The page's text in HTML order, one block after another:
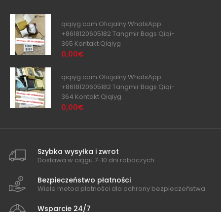
qiqiyg.com Oficjalny WhatsApp:
+8618120605182 Tangmir Bags Qiqi-
365 Kontakt Qiqiyg
0,00€
qiqiyg.com Oficjalny WhatsApp:
+8618120605182 Tangmir Bags Qiqi-
364 Kontakt Qiqiyg
0,00€
Szybka wysyłka i zwrot
Dostawa w ciągu 7-10 dni roboczych
Bezpieczeństwo płatności
Wiele metod płatności dla ochrony bezpieczeństwa
Wsparcie 24/7